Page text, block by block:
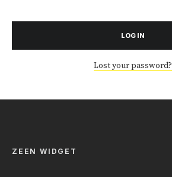
LOG IN
Lost your password?
ZEEN WIDGET